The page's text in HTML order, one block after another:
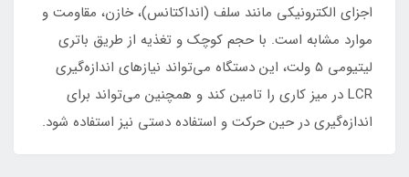
اجزای الکترونیکی مانند سلف (انداکتانس)، خازن، مقاومت و
موارد مشابه است. با حجم کوچک و تغذیه از طریق باتری
لیتیومی 5 ولت، این دستگاه می‌تواند نیازهای اندازه‌گیری
LCR در میز کاری را تامین کند و همچنین می‌تواند برای
اندازه‌گیری در حین حرکت و استفاده دستی نیز استفاده شود.